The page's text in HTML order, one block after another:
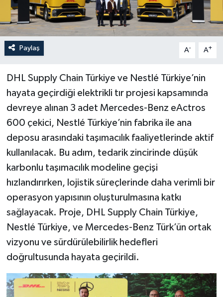
Paylaş A- A+
DHL Supply Chain Türkiye ve Nestlé Türkiye’nin
hayata geçirdiği elektrikli tır projesi kapsamında
devreye alınan 3 adet Mercedes-Benz eActros
600 çekici, Nestlé Türkiye’nin fabrika ile ana
deposu arasındaki taşımacılık faaliyetlerinde aktif
kullanılacak. Bu adım, tedarik zincirinde düşük
karbonlu taşımacılık modeline geçişi
hızlandırırken, lojistik süreçlerinde daha verimli bir
operasyon yapısının oluşturulmasına katkı
sağlayacak. Proje, DHL Supply Chain Türkiye,
Nestlé Türkiye, ve Mercedes-Benz Türk’ün ortak
vizyonu ve sürdürülebilirlik hedefleri
doğrultusunda hayata geçirildi.